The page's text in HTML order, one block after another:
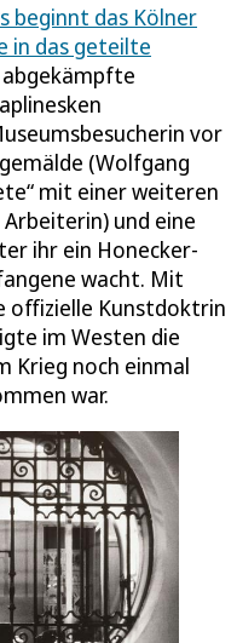
beginnt das Kölner
in das geteilte
vor
(Wolfgang
mit einer weiteren
und eine
ihr ein Honecker-
wacht. Mit
offizielle Kunstdoktrin
im Westen die
Krieg noch einmal
war.